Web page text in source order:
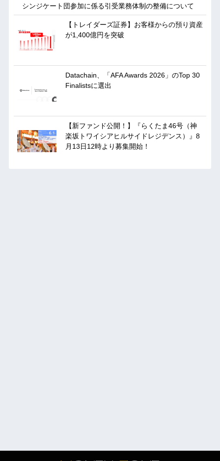
シンジケート団参加に係る引受業務体制の整備について
【トレイダーズ証券】お客様からの預り資産
が1,400億円を突破
Datachain、「AFA Awards 2026」のTop 30
Finalistsに選出
【新ファンド公開！】『らくたま46号（神
楽坂トワイシアヒルサイドレジデンス）』8
月13日12時より募集開始！